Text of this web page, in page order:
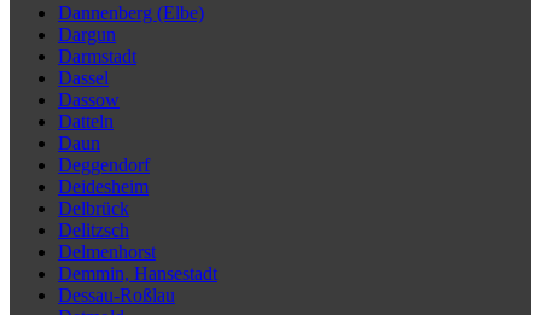
Dannenberg (Elbe)
Dargun
Darmstadt
Dassel
Dassow
Datteln
Daun
Deggendorf
Deidesheim
Delbrück
Delitzsch
Delmenhorst
Demmin, Hansestadt
Dessau-Roßlau